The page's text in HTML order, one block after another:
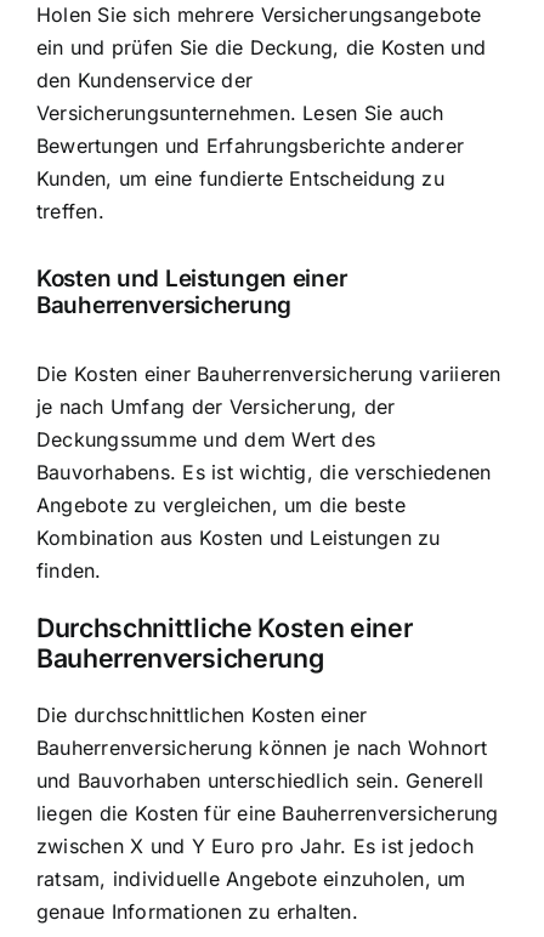
Holen Sie sich mehrere Versicherungsangebote
ein und prüfen Sie die Deckung, die Kosten und
den Kundenservice der
Versicherungsunternehmen. Lesen Sie auch
Bewertungen und Erfahrungsberichte anderer
Kunden, um eine fundierte Entscheidung zu
treffen.
Kosten und Leistungen einer
Bauherrenversicherung
Die Kosten einer Bauherrenversicherung variieren
je nach Umfang der Versicherung, der
Deckungssumme und dem Wert des
Bauvorhabens. Es ist wichtig, die verschiedenen
Angebote zu vergleichen, um die beste
Kombination aus Kosten und Leistungen zu
finden.
Durchschnittliche Kosten einer
Bauherrenversicherung
Die durchschnittlichen Kosten einer
Bauherrenversicherung können je nach Wohnort
und Bauvorhaben unterschiedlich sein. Generell
liegen die Kosten für eine Bauherrenversicherung
zwischen X und Y Euro pro Jahr. Es ist jedoch
ratsam, individuelle Angebote einzuholen, um
genaue Informationen zu erhalten.